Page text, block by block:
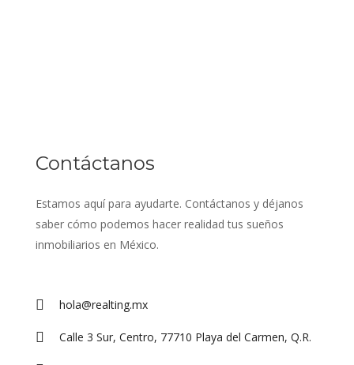
Contáctanos
Estamos aquí para ayudarte. Contáctanos y déjanos
saber cómo podemos hacer realidad tus sueños
inmobiliarios en México.
hola@realting.mx
Calle 3 Sur, Centro, 77710 Playa del Carmen, Q.R.